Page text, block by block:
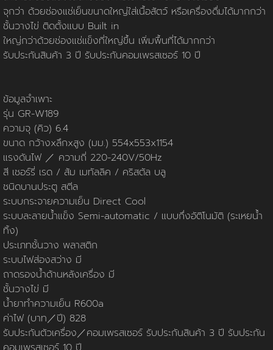
ผลงานของเรา
สมัครงาน
ข้อกำหนดและเงื่อนไข
นโยบายความเป็นส่วนตัว